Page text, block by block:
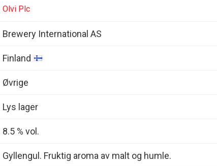
Olvi Plc
Brewery International AS
Finland
Øvrige
Lys lager
8.5 % vol.
Gyllengul. Fruktig aroma av malt og humle.